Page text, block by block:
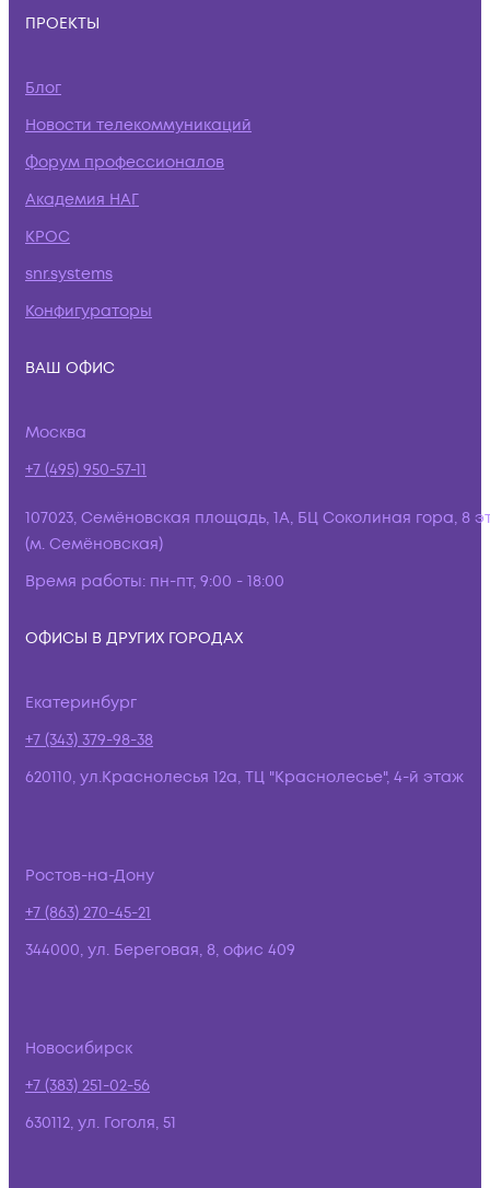
ПРОЕКТЫ
Блог
Новости телекоммуникаций
Форум профессионалов
Академия НАГ
КРОС
snr.systems
Конфигураторы
ВАШ ОФИС
Москва
+7 (495) 950-57-11
107023, Семёновская площадь, 1А, БЦ Соколиная гора, 8
(м. Семёновская)
Время работы: пн-пт, 9:00 - 18:00
ОФИСЫ В ДРУГИХ ГОРОДАХ
Екатеринбург
+7 (343) 379-98-38
620110, ул.Краснолесья 12а, ТЦ "Краснолесье", 4-й этаж
Ростов-на-Дону
+7 (863) 270-45-21
344000, ул. Береговая, 8, офис 409
Новосибирск
+7 (383) 251-02-56
630112, ул. Гоголя, 51